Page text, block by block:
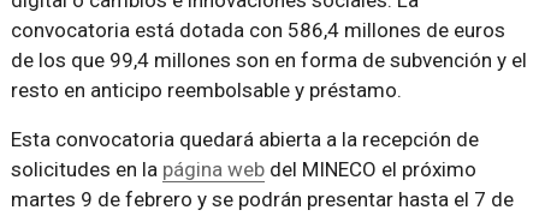
convocatoria está dotada con 586,4 millones de euros
de los que 99,4 millones son en forma de subvención y el
resto en anticipo reembolsable y préstamo.
Esta convocatoria quedará abierta a la recepción de
solicitudes en la página webdel MINECO el próximo
martes 9 de febrero y se podrán presentar hasta el 7 de